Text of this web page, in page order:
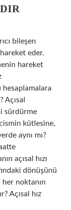
bileşen
eder.
hareket
hesaplamalara
Açısal
sürdürme
kütlesine,
aynı mı?
açısal hızı
dönüşünü
her noktanın
Açısal hız